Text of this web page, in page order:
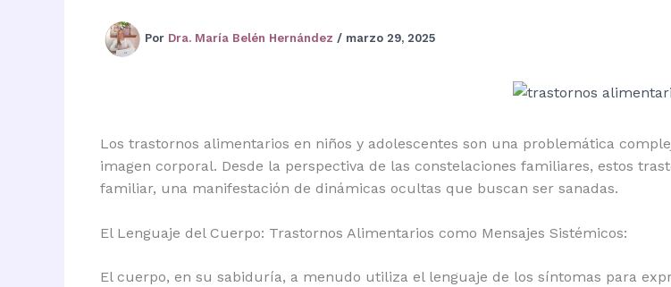
Por Dra. María Belén Hernández / marzo 29, 2025
Los trastornos alimentarios en niños y adolescentes son una problemática
imagen corporal. Desde la perspectiva de las constelaciones familiares, estos
familiar, una manifestación de dinámicas ocultas que buscan ser sanadas.
El Lenguaje del Cuerpo: Trastornos Alimentarios como Mensajes Sistémicos:
El cuerpo, en su sabiduría, a menudo utiliza el lenguaje de los síntomas para